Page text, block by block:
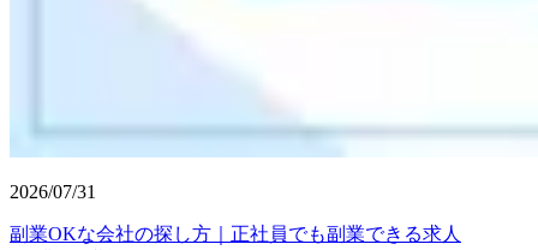
2026/07/31
副業OKな会社の探し方｜正社員でも副業できる求人